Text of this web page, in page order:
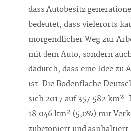
dass Autobesitz
bedeutet, dass vielerorts
morgendlicher Weg zur
mit dem Auto, sondern
dadurch, dass eine Idee zu
ist. Die Bodenfläche
sich 2017 auf 357.582 km².
18.046 km² (5,0%) mit
zubetoniert und